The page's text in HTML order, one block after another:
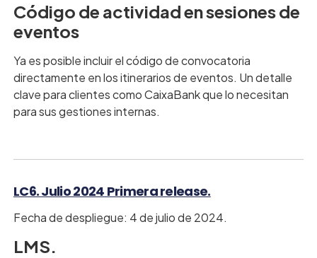
Código de actividad en sesiones de
eventos
Ya es posible incluir el código de convocatoria
directamente en los itinerarios de eventos. Un detalle
clave para clientes como CaixaBank que lo necesitan
para sus gestiones internas.
LC6. Julio 2024 Primera release.
Fecha de despliegue: 4 de julio de 2024.
LMS.